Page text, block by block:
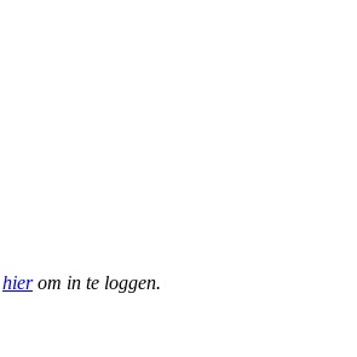
hierom in te loggen.